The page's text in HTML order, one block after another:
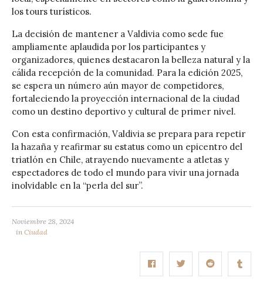
los tours turísticos.
La decisión de mantener a Valdivia como sede fue
ampliamente aplaudida por los participantes y
organizadores, quienes destacaron la belleza natural y la
cálida recepción de la comunidad. Para la edición 2025,
se espera un número aún mayor de competidores,
fortaleciendo la proyección internacional de la ciudad
como un destino deportivo y cultural de primer nivel.
Con esta confirmación, Valdivia se prepara para repetir
la hazaña y reafirmar su estatus como un epicentro del
triatlón en Chile, atrayendo nuevamente a atletas y
espectadores de todo el mundo para vivir una jornada
inolvidable en la “perla del sur”.
Noviembre 28, 2024
in Ciudad